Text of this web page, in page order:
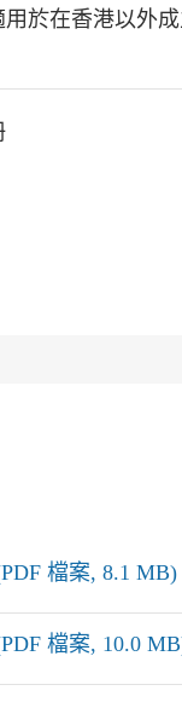
於在香港以外
檔案, 8.1 MB)
檔案, 10.0